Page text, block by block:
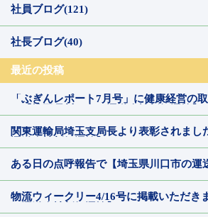
社員ブログ(121)
社長ブログ(40)
最近の投稿
「ぶぎんレポート7月号」に健康経営の
関東運輸局埼玉支局長より表彰されまし
ある日の点呼報告で【埼玉県川口市の運
物流ウィークリー4/16号に掲載いただき